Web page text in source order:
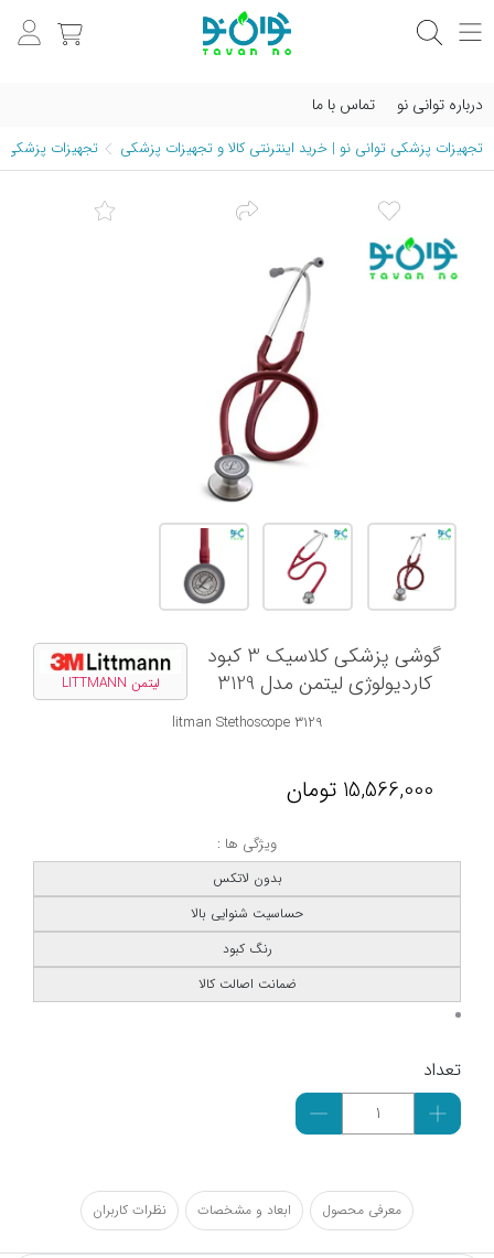
درباره توانی نو تماس با ما
تجهیزات پزشکی توانی نو | خرید اینترنتی کالا و تجهیزات پزشکی تجهیزات پزشکی
لیتمن LITTMANN
گوشی پزشکی کلاسیک 3 کبود
کاردیولوژی لیتمن مدل 3129
litman Stethoscope 3129
15,566,000 تومان
ویژگی ها :
بدون لاتکس
حساسیت شنوایی بالا
رنگ کبود
ضمانت اصالت کالا
تعداد
معرفی محصول ابعاد و مشخصات نظرات کاربران